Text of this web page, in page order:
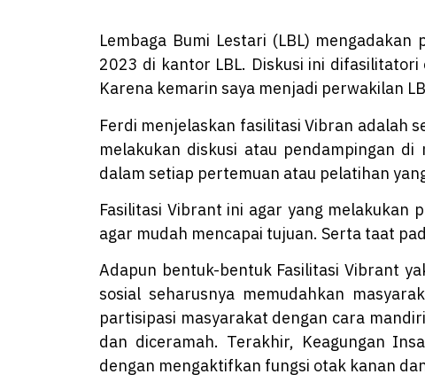
Lembaga Bumi Lestari (LBL)
2023 di kantor LBL. Diskusi ini
Karena kemarin saya menjadi perwakilan
Ferdi menjelaskan fasilitasi Vibran adalah
melakukan diskusi atau pendampingan
dalam setiap pertemuan atau pelatihan
Fasilitasi Vibrant ini agar yang melakukan
agar mudah mencapai tujuan. Serta taat
Adapun bentuk-bentuk Fasilitasi Vibrant
sosial seharusnya memudahkan
partisipasi masyarakat dengan cara
dan diceramah. Terakhir, Keagungan
dengan mengaktifkan fungsi otak kanan